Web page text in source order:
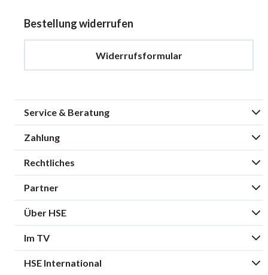
Bestellung widerrufen
Widerrufsformular
Service & Beratung
Zahlung
Rechtliches
Partner
Über HSE
Im TV
HSE International